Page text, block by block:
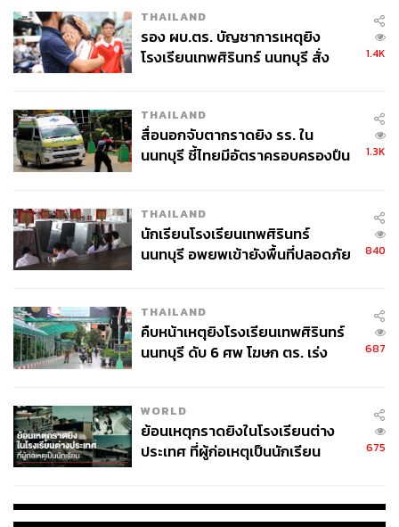
THAILAND
รอง ผบ.ตร. บัญชาการเหตุยิง
โรงเรียนเทพศิรินทร์ นนทบุรี สั่ง
1.4K
THAILAND
สื่อนอกจับตากราดยิง รร. ใน
นนทบุรี ชี้ไทยมีอัตราครอบครองปืน
1.3K
THAILAND
นักเรียนโรงเรียนเทพศิรินทร์
นนทบุรี อพยพเข้ายังพื้นที่ปลอดภัย
840
THAILAND
คืบหน้าเหตุยิงโรงเรียนเทพศิรินทร์
นนทบุรี ดับ 6 ศพ โฆษก ตร. เร่ง
687
WORLD
ย้อนเหตุกราดยิงในโรงเรียนต่าง
ประเทศ ที่ผู้ก่อเหตุเป็นนักเรียน
675